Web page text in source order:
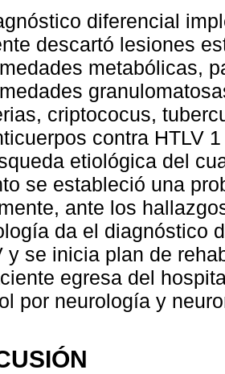
diferencial
descartó lesiones
metabólicas,
criptococus,
contra HTLV
etiológica del
se estableció una
ante los
da el diagnóstico
y se inicia plan de
egresa del
por neurología y